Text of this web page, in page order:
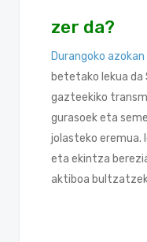
zer da?
Durangoko azokan
betetako lekua da
gazteekiko
gurasoek eta
jolasteko eremua.
eta ekintza
aktiboa